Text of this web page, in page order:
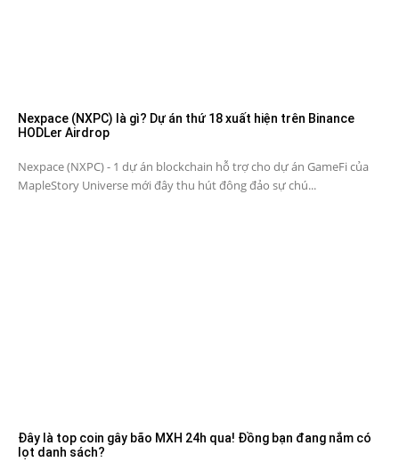
Nexpace (NXPC) là gì? Dự án thứ 18 xuất hiện trên Binance
HODLer Airdrop
Nexpace (NXPC) - 1 dự án blockchain hỗ trợ cho dự án GameFi của
MapleStory Universe mới đây thu hút đông đảo sự chú...
Đây là top coin gây bão MXH 24h qua! Đồng bạn đang nắm có
lọt danh sách?